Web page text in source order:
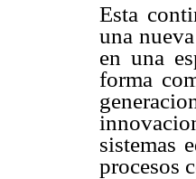
Esta
una
en una
forma
sistemas
procesos